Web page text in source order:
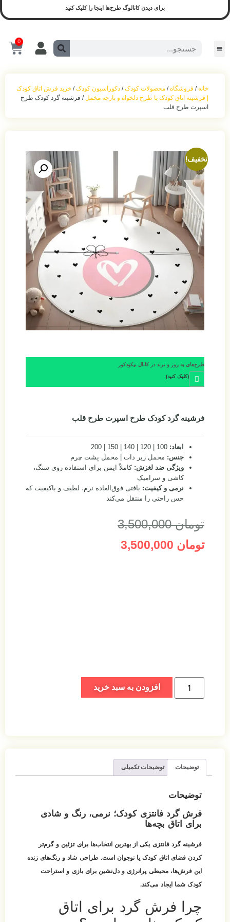
برای دیدن کاتالوگ طرح‌ها اینجا را کلیک کنید
0
خانه/ فروشگاه/ محصولات کودک/ دکوراسیون کودک/ خرید فرش اتاق کودک
| فرشینه اتاق کودک با طرح دلخواه و پارچه مخمل/ فرشینه گرد کودک طرح
اسپرت طرح قلب
تخفیف!
طرح‌های به روز و ترند در کانال نیکودکور
(کلیک کنید)
فرشینه گرد کودک طرح اسپرت طرح قلب
ابعاد:
جنس: مخمل زیر دات | مخمل پشت چرم
ویژگی ضد لغزش: کاملاً ایمن برای استفاده روی سنگ،
کاشی و سرامیک
نرمی و کیفیت: بافتی فوق‌العاده نرم، لطیف و باکیفیت که
حس راحتی را منتقل می‌کند
تومان3,500,000
تومان
افزودن به سبد خرید
توضیحات توضیحات تکمیلی
توضیحات
فرش گرد فانتزی کودک؛ نرمی، رنگ و شادی
برای اتاق بچه‌ها
فرشینه گرد فانتزی یکی از بهترین انتخاب‌ها برای تزئین و گرم‌تر
کردن فضای اتاق کودک یا نوجوان است. طراحی شاد و رنگ‌های زنده
این فرش‌ها، محیطی پرانرژی و دل‌نشین برای بازی و استراحت
کودک شما ایجاد می‌کند.
چرا فرش گرد برای اتاق